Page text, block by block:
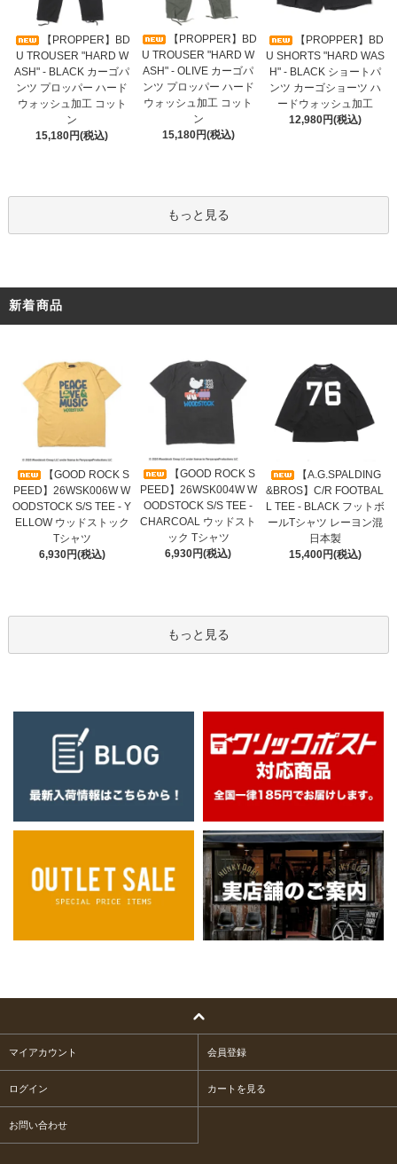
【PROPPER】BD
U TROUSER "HARD W
ASH" - BLACK カーゴパ
ンツ プロッパー ハード
ウォッシュ加工 コット
ン
15,180円(税込)
【PROPPER】BD
U TROUSER "HARD W
ASH" - OLIVE カーゴパ
ンツ プロッパー ハード
ウォッシュ加工 コット
ン
15,180円(税込)
【PROPPER】BD
U SHORTS "HARD WAS
H" - BLACK ショートパ
ンツ カーゴショーツ ハ
ードウォッシュ加工
12,980円(税込)
もっと見る
新着商品
【GOOD ROCK S
PEED】26WSK006W W
OODSTOCK S/S TEE - Y
ELLOW ウッドストック
Tシャツ
6,930円(税込)
【GOOD ROCK S
PEED】26WSK004W W
OODSTOCK S/S TEE -
CHARCOAL ウッドスト
ック Tシャツ
6,930円(税込)
【A.G.SPALDING
&BROS】C/R FOOTBAL
L TEE - BLACK フットボ
ールTシャツ レーヨン混
日本製
15,400円(税込)
もっと見る
マイアカウント 会員登録
ログイン カートを見る
お問い合わせ